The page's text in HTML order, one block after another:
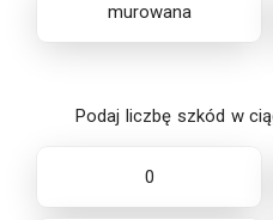
murowana
Podaj liczbę szkód w
0